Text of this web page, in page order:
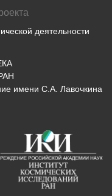
деятельности
имени С.А. Лавочкина